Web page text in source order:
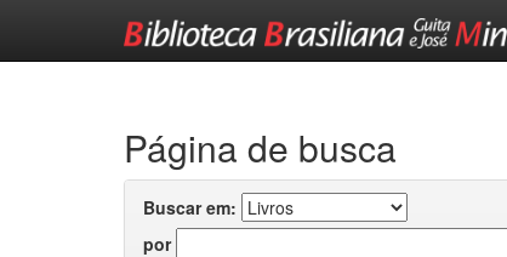
Página de busca
Buscar em:
por